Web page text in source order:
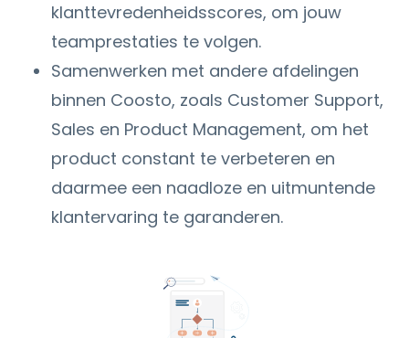
klanttevredenheidsscores, om jouw
teamprestaties te volgen.
Samenwerken met andere afdelingen
binnen Coosto, zoals Customer Support,
Sales en Product Management, om het
product constant te verbeteren en
daarmee een naadloze en uitmuntende
klantervaring te garanderen.